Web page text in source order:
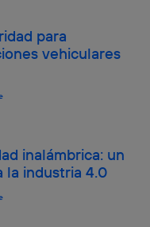
para
vehiculares
inalámbrica: un
la industria 4.0